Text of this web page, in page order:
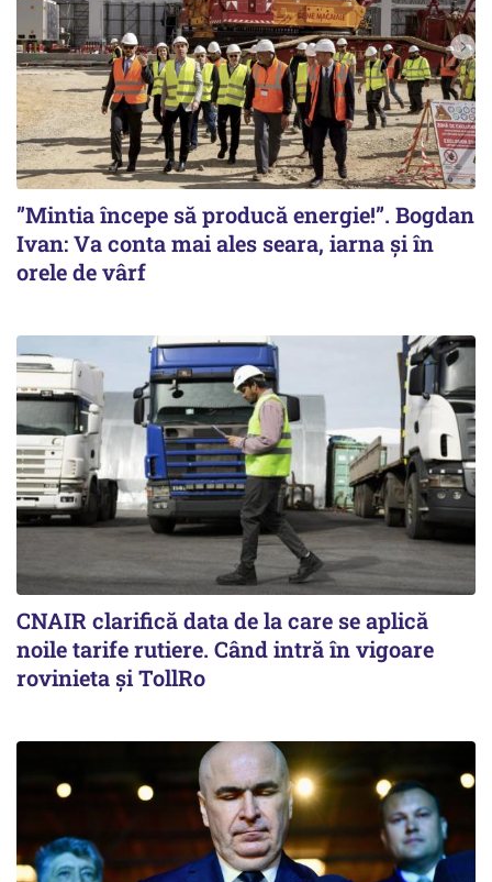
”Mintia începe să producă energie!”. Bogdan
Ivan: Va conta mai ales seara, iarna și în
orele de vârf
CNAIR clarifică data de la care se aplică
noile tarife rutiere. Când intră în vigoare
rovinieta și TollRo